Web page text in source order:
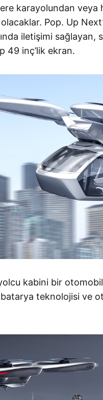
karayolundan veya
Pop. Up
iletişimi sağlayan,
49 inç’lik ekran.
kabini bir
teknolojisi ve